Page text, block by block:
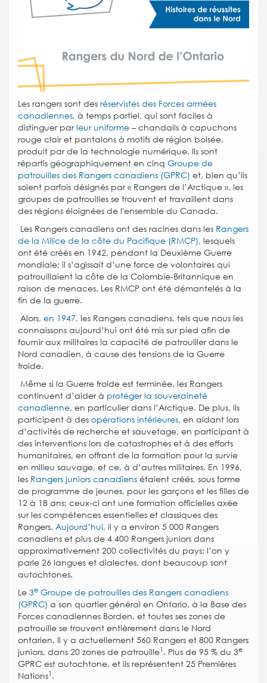
Les rangers sont des réservistes des Forces armées
canadiennes, à temps partiel, qui sont faciles à
distinguer par leur uniforme – chandails à capuchons
rouge clair et pantalons à motifs de région boisée,
produit par de la technologie numérique. Ils sont
répartis géographiquement en cinq Groupe de
patrouilles des Rangers canadiens (GPRC) et, bien qu’ils
soient parfois désignés par « Rangers de l’Arctique », les
groupes de patrouilles se trouvent et travaillent dans
des régions éloignées de l'ensemble du Canada.
Les Rangers canadiens ont des racines dans les Rangers
de la Milice de la côte du Pacifique (RMCP), lesquels
ont été créés en 1942, pendant la Deuxième Guerre
mondiale; il s’agissait d’une force de volontaires qui
patrouillaient la côte de la Colombie-Britannique en
raison de menaces. Les RMCP ont été démantelés à la
fin de la guerre.
Alors, en 1947, les Rangers canadiens, tels que nous les
connaissons aujourd’hui ont été mis sur pied afin de
fournir aux militaires la capacité de patrouiller dans le
Nord canadien, à cause des tensions de la Guerre
froide.
Même si la Guerre froide est terminée, les Rangers
continuent d’aider à protéger la souveraineté
canadienne, en particulier dans l’Arctique. De plus, ils
participent à des opérations intérieures, en aidant lors
d’activités de recherche et sauvetage, en participant à
des interventions lors de catastrophes et à des efforts
humanitaires, en offrant de la formation pour la survie
en milieu sauvage, et ce, à d’autres militaires. En 1996,
les Rangers juniors canadiens étaient créés, sous forme
de programme de jeunes, pour les garçons et les filles de
12 à 18 ans; ceux-ci ont une formation officielles axée
sur les compétences essentielles et classiques des
Rangers. Aujourd’hui, il y a environ 5 000 Rangers
canadiens et plus de 4 400 Rangers juniors dans
approximativement 200 collectivités du pays; l’on y
parle 26 langues et dialectes, dont beaucoup sont
autochtones.
Le 3e Groupe de patrouilles des Rangers canadiens
(GPRC) a son quartier général en Ontario, à la Base des
Forces canadiennes Borden, et toutes ses zones de
patrouille se trouvent entièrement dans le Nord
ontarien. Il y a actuellement 560 Rangers et 800 Rangers
juniors, dans 20 zones de patrouille1. Plus de 95 % du 3e
GPRC est autochtone, et ils représentent 25 Premières
Nations1.